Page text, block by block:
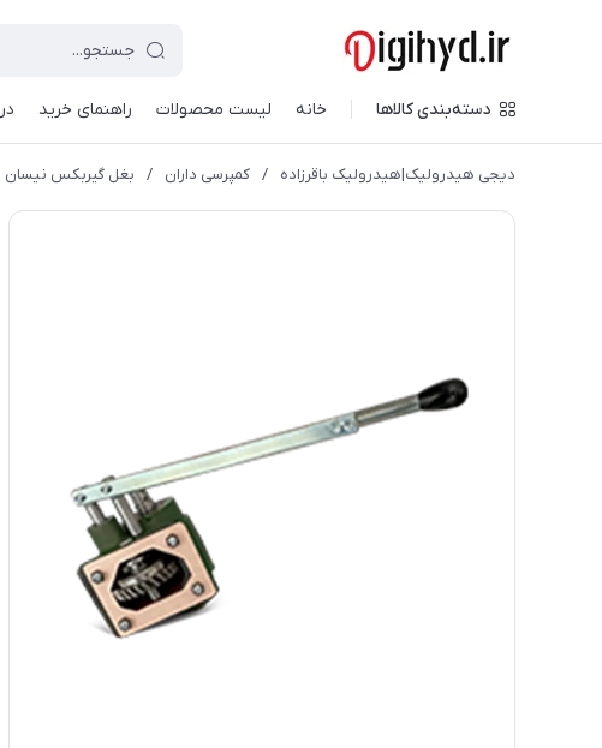
دسته‌بندی کالاها خانه لیست محصولات راهنمای خرید
دیجی هیدرولیک|هیدرولیک باقرزاده / کمپرسی داران / بغل گیربکس نیسان P.T.O